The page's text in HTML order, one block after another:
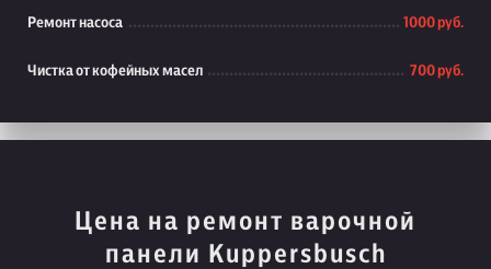
Ремонт насоса 1000 руб.
Чистка от кофейных масел 700 руб.
Цена на ремонт варочной
панели Kuppersbusch